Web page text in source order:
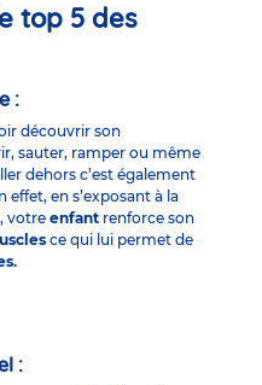
top 5 des
:
découvrir son
sauter, ramper ou même
dehors c’est également
effet, en s’exposant à la
votre enfant renforce son
ce qui lui permet de
: